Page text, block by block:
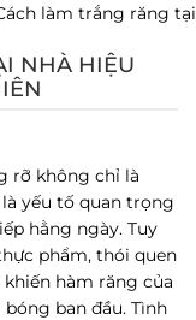
làm trắng răng tại
NHÀ HIỆU
rỡ không chỉ là
yếu tố quan trọng
hằng ngày. Tuy
phẩm, thói quen
hàm răng của
ban đầu. Tình